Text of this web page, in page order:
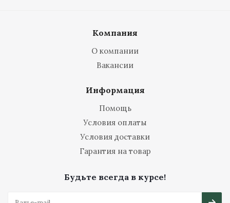
Компания
О компании
Вакансии
Информация
Помощь
Условия оплаты
Условия доставки
Гарантия на товар
Будьте всегда в курсе!